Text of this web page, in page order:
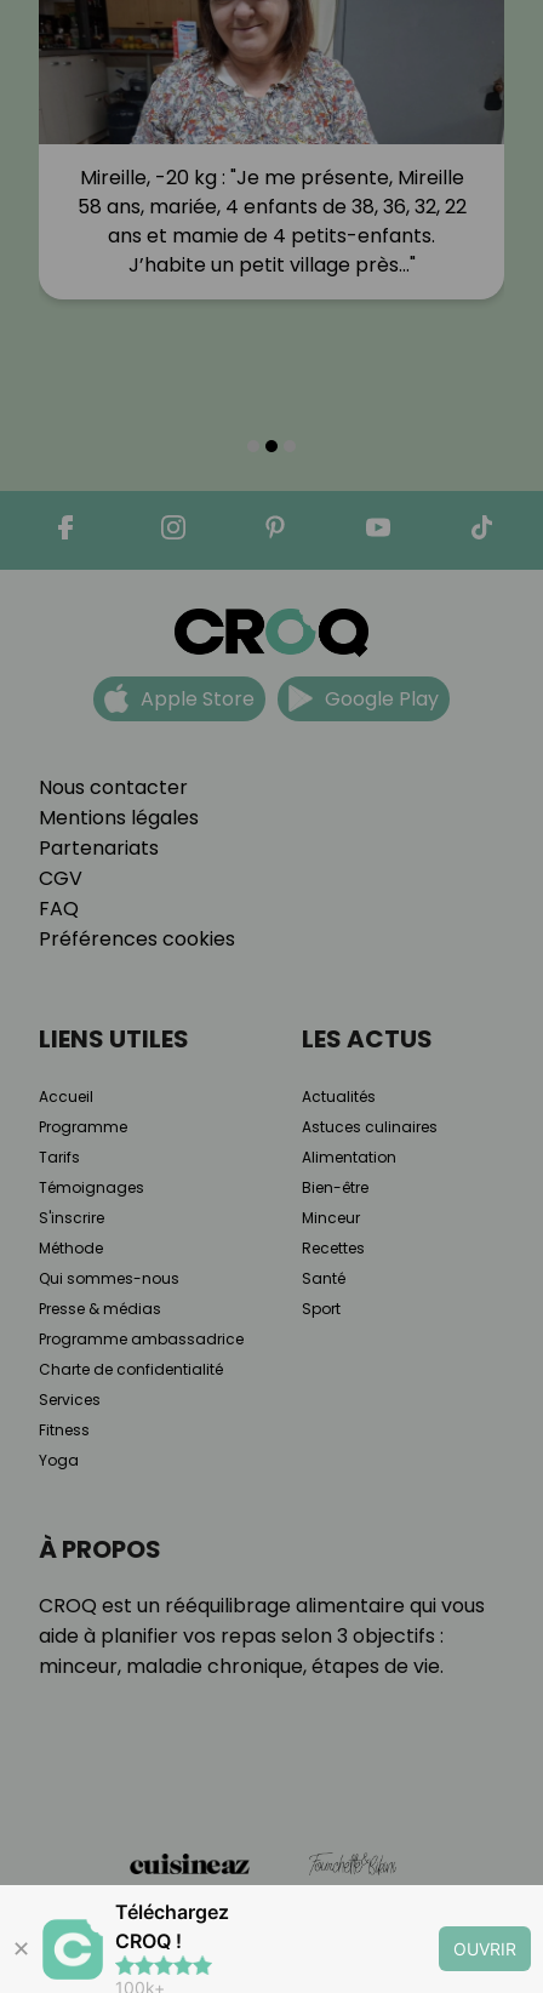
Mireille, -20 kg : "Je me présente, Mireille
58 ans, mariée, 4 enfants de 38, 36, 32, 22
ans et mamie de 4 petits-enfants.
J’habite un petit village près…"
Nous contacter
Mentions légales
Partenariats
CGV
FAQ
Préférences cookies
Apple Store Google Play
À PROPOS
CROQ est un rééquilibrage alimentaire qui vous
aide à planifier vos repas selon 3 objectifs :
minceur, maladie chronique, étapes de vie.
LIENS UTILES
Accueil
Programme
Tarifs
Témoignages
S'inscrire
Méthode
Qui sommes-nous
Presse & médias
Programme ambassadrice
Charte de confidentialité
Services
Fitness
Yoga
LES ACTUS
Actualités
Astuces culinaires
Alimentation
Bien-être
Minceur
Recettes
Santé
Sport
✕
Téléchargez
CROQ !
100k+
OUVRIR